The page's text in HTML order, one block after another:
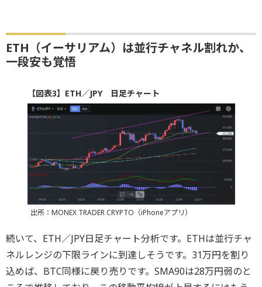
ETH（イーサリアム）は並行チャネル割れか、
一段安も覚悟
【図表3】ETH／JPY 日足チャート
出所：MONEX TRADER CRYPTO（iPhoneアプリ）
続いて、ETH／JPY日足チャート分析です。ETHは並行チャ
ネルレンジの下限ラインに到達しそうです。31万円を割り
込めば、BTC同様に戻り売りです。SMA90は28万円弱のと